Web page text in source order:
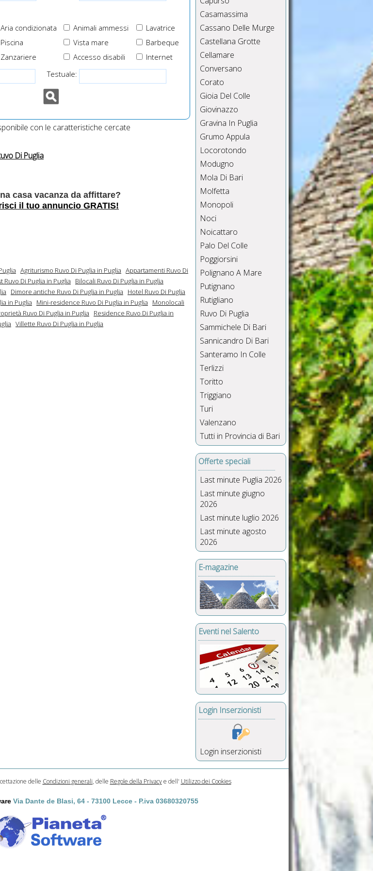
Aria condizionata Animali ammessi
Lavatrice
Piscina Vista mare
Barbeque
Zanzariere Internet
Accesso disabili
Testuale:
con le caratteristiche cercate
Di Puglia
casa vacanza da affittare?
il tuo annuncio GRATIS!
Agriturismo Ruvo Di Puglia in Puglia Appartamenti Ruvo Di
Ruvo Di Puglia in Puglia
Bilocali Ruvo Di Puglia in Puglia
Dimore antiche Ruvo Di Puglia in Puglia
Hotel Ruvo Di Puglia
in Puglia Mini-residence Ruvo Di Puglia in Puglia
Monolocali
Ruvo Di Puglia in Puglia
Residence Ruvo Di Puglia in
Villette Ruvo Di Puglia in Puglia
Casamassima
Cassano Delle Murge
Castellana Grotte
Cellamare
Conversano
Corato
Gioia Del Colle
Giovinazzo
Gravina In Puglia
Grumo Appula
Locorotondo
Modugno
Mola Di Bari
Molfetta
Monopoli
Noci
Noicattaro
Palo Del Colle
Poggiorsini
Polignano A Mare
Putignano
Rutigliano
Ruvo Di Puglia
Sammichele Di Bari
Sannicandro Di Bari
Santeramo In Colle
Terlizzi
Toritto
Triggiano
Turi
Valenzano
Tutti in Provincia di Bari
Offerte speciali
Last minute Puglia 2026
Last minute giugno
2026
Last minute luglio 2026
Last minute agosto
2026
E-magazine
Eventi nel Salento
Login Inserzionisti
Login inserzionisti
delle Condizioni generali, delle Regole della Privacye dell' Utilizzo dei Cookies
Via Dante de Blasi, 64 - 73100 Lecce - P.iva 03680320755